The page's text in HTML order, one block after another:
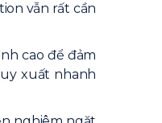
vẫn rất cần
cao để đảm
xuất nhanh